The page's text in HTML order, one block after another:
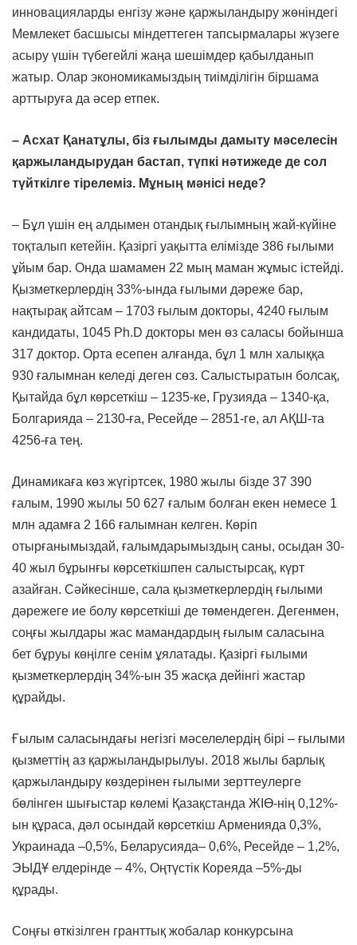
инновацияларды енгізу және қаржыландыру жөніндегі
Мемлекет басшысы міндеттеген тапсырмалары жүзеге
асыру үшін түбегейлі жаңа шешімдер қабылданып
жатыр. Олар экономикамыздың тиімділігін біршама
арттыруға да әсер етпек.
– Асхат Қанатұлы, біз ғылымды дамыту мәселесін
қаржыландырудан бастап, түпкі нәтижеде де сол
түйткілге тірелеміз. Мұның мәнісі неде?
– Бұл үшін ең алдымен отандық ғылымның жай-күйіне
тоқталып кетейін. Қазіргі уақытта елімізде 386 ғылыми
ұйым бар. Онда шамамен 22 мың маман жұмыс істейді.
Қызметкерлердің 33%-ында ғылыми дәреже бар,
нақтырақ айтсам – 1703 ғылым докторы, 4240 ғылым
кандидаты, 1045 Ph.D докторы мен өз саласы бойынша
317 доктор. Орта есепен алғанда, бұл 1 млн халыққа
930 ғалымнан келеді деген сөз. Салыстыратын болсақ,
Қытайда бұл көрсеткіш – 1235-ке, Грузияда – 1340-қа,
Болгарияда – 2130-ға, Ресейде – 2851-ге, ал АҚШ-та
4256-ға тең.
Динамикаға көз жүгіртсек, 1980 жылы бізде 37 390
ғалым, 1990 жылы 50 627 ғалым болған екен немесе 1
млн адамға 2 166 ғалымнан келген. Көріп
отырғанымыздай, ғалымдарымыздың саны, осыдан 30-
40 жыл бұрынғы көрсеткішпен салыстырсақ, күрт
азайған. Сәйкесінше, сала қызметкерлердің ғылыми
дәрежеге ие болу көрсеткіші де төмендеген. Дегенмен,
соңғы жылдары жас мамандардың ғылым саласына
бет бұруы көңілге сенім ұялатады. Қазіргі ғылыми
қызметкерлердің 34%-ын 35 жасқа дейінгі жастар
құрайды.
Ғылым саласындағы негізгі мәселелердің бірі – ғылыми
қызметтің аз қаржыландырылуы. 2018 жылы барлық
қаржыландыру көздерінен ғылыми зерттеулерге
бөлінген шығыстар көлемі Қазақстанда ЖІӨ-нің 0,12%-
ын құраса, дәл осындай көрсеткіш Арменияда 0,3%,
Украинада –0,5%, Беларусияда– 0,6%, Ресейде – 1,2%,
ЭЫДҰ елдерінде – 4%, Оңтүстік Кореяда –5%-ды
құрады.
Соңғы өткізілген гранттық жобалар конкурсына